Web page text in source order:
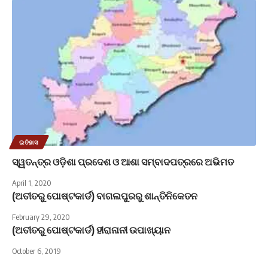
ଇତିହାସ
ସ୍ୱତନ୍ତ୍ର ଓଡ଼ିଶା ପ୍ରଦେଶ ଓ ଆଶା ସମ୍ବାଦପତ୍ରରେ ଅଭିମତ
April 1, 2020
(ଅତୀତରୁ ପୋଷ୍ଟକାର୍ଡ) ବାଗଲପୁରରୁ ଶାନ୍ତିନିକେତନ
February 29, 2020
(ଅତୀତରୁ ପୋଷ୍ଟକାର୍ଡ) ହୀରାନାନୀ ଉପାଖ୍ୟାନ
October 6, 2019